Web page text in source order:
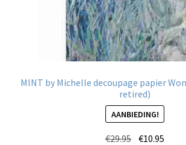
MINT by Michelle decoupage papier
retired)
AANBIEDING!
€29.95 €10.95